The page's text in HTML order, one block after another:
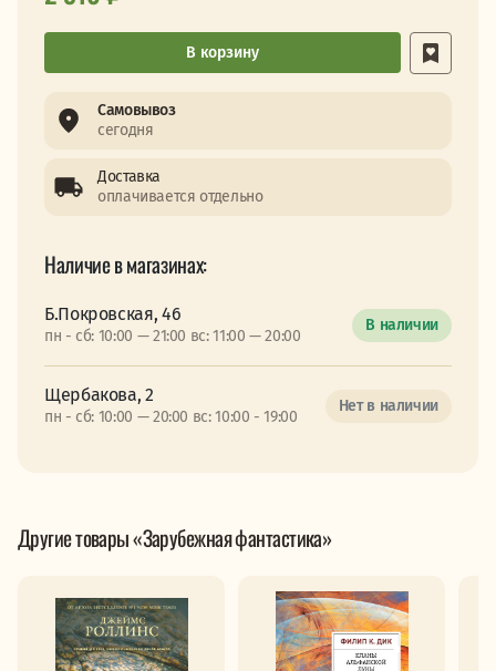
В корзину
Самовывоз
сегодня
Доставка
оплачивается отдельно
Наличие в магазинах:
Б.Покровская, 46
пн - сб: 10:00 — 21:00 вс: 11:00 — 20:00
В наличии
Щербакова, 2
пн - сб: 10:00 — 20:00 вс: 10:00 - 19:00
Нет в наличии
Другие товары «Зарубежная фантастика»